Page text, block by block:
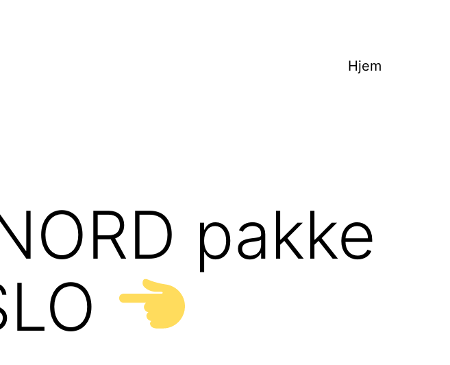
Hjem
pakke